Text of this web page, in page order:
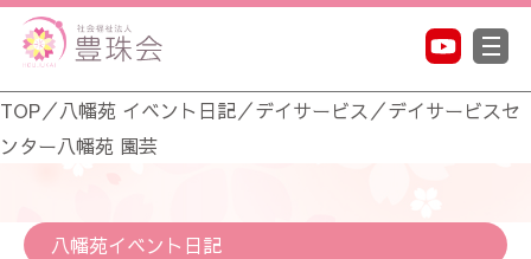
TOP／八幡苑 イベント日記／デイサービス ／デイサービスセ
ンター八幡苑 園芸
八幡苑イベント日記